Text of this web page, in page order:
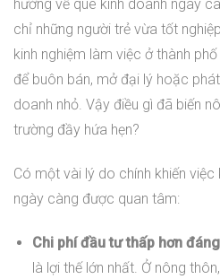
hướng về quê kinh doanh ngày
chỉ những người trẻ vừa tốt
kinh nghiệm làm việc ở thành
để buôn bán, mở đại lý hoặc
doanh nhỏ. Vậy điều gì đã biến
trường đầy hứa hẹn?
Có một vài lý do chính khiến
ngày càng được quan tâm:
Chi phí đầu tư thấp hơn
là lợi thế lớn nhất. Ở nông